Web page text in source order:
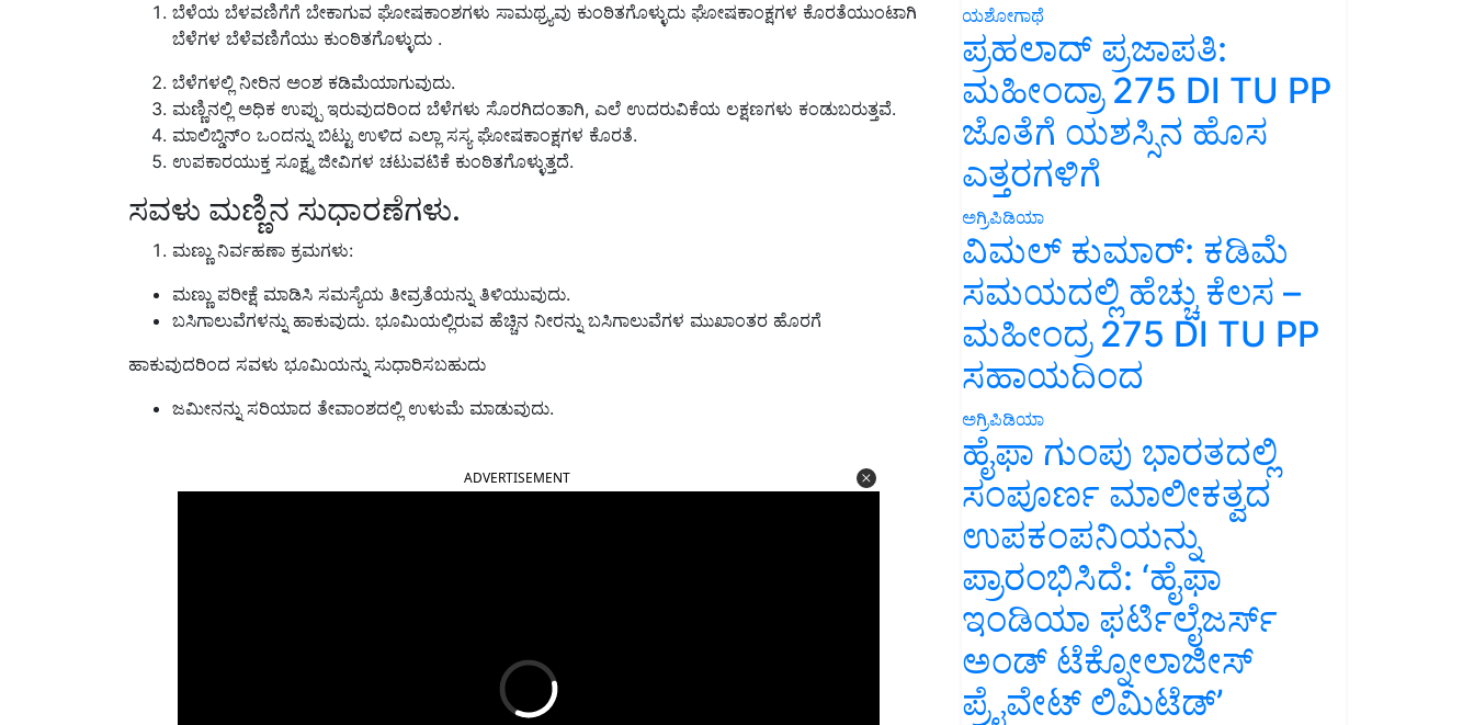
ಬೆಳೆಯ ಬೆಳವಣಿಗೆಗೆ ಬೇಕಾಗುವ ಘೋಷಕಾಂಶಗಳು ಸಾಮಥ್ರ್ಯವು ಕುಂಠಿತಗೊಳ್ಳುದು ಘೋಷಕಾಂಕ್ಷಗಳ ಕೊರತೆಯುಂಟಾಗಿ
ಬೆಳೆಗಳ ಬೆಳೆವಣಿಗೆಯು ಕುಂಠಿತಗೊಳ್ಳುದು .
ಬೆಳೆಗಳಲ್ಲಿ ನೀರಿನ ಅಂಶ ಕಡಿಮೆಯಾಗುವುದು.
ಮಣ್ಣಿನಲ್ಲಿ ಅಧಿಕ ಉಪ್ಪು ಇರುವುದರಿಂದ ಬೆಳೆಗಳು ಸೊರಗಿದಂತಾಗಿ, ಎಲೆ ಉದರುವಿಕೆಯ ಲಕ್ಷಣಗಳು ಕಂಡುಬರುತ್ತವೆ.
ಮಾಲಿಬ್ಡಿನ್‍ಂ ಒಂದನ್ನು ಬಿಟ್ಟು ಉಳಿದ ಎಲ್ಲಾ ಸಸ್ಯ ಘೋಷಕಾಂಕ್ಷಗಳ ಕೊರತೆ.
ಉಪಕಾರಯುಕ್ತ ಸೂಕ್ಷ್ಮ ಜೀವಿಗಳ ಚಟುವಟಿಕೆ ಕುಂಠಿತಗೊಳ್ಳುತ್ತದೆ.
ಸವಳು ಮಣ್ಣಿನ ಸುಧಾರಣೆಗಳು.
ಮಣ್ಣು ನಿರ್ವಹಣಾ ಕ್ರಮಗಳು:
ಮಣ್ಣು ಪರೀಕ್ಷೆ ಮಾಡಿಸಿ ಸಮಸ್ಯೆಯ ತೀವ್ರತೆಯನ್ನು ತಿಳಿಯುವುದು.
ಬಸಿಗಾಲುವೆಗಳನ್ನು ಹಾಕುವುದು. ಭೂಮಿಯಲ್ಲಿರುವ ಹೆಚ್ಚಿನ ನೀರನ್ನು ಬಸಿಗಾಲುವೆಗಳ ಮುಖಾಂತರ ಹೊರಗೆ
ಹಾಕುವುದರಿಂದ ಸವಳು ಭೂಮಿಯನ್ನು ಸುಧಾರಿಸಬಹುದು
ಜಮೀನನ್ನು ಸರಿಯಾದ ತೇವಾಂಶದಲ್ಲಿ ಉಳುಮೆ ಮಾಡುವುದು.
ಯಶೋಗಾಥೆ
ಪ್ರಹಲಾದ್ ಪ್ರಜಾಪತಿ:
ಮಹೀಂದ್ರಾ 275 DI TU PP
ಜೊತೆಗೆ ಯಶಸ್ಸಿನ ಹೊಸ
ಎತ್ತರಗಳಿಗೆ
ಅಗ್ರಿಪಿಡಿಯಾ
ವಿಮಲ್ ಕುಮಾರ್: ಕಡಿಮೆ
ಸಮಯದಲ್ಲಿ ಹೆಚ್ಚು ಕೆಲಸ –
ಮಹೀಂದ್ರ 275 DI TU PP
ಸಹಾಯದಿಂದ
ಅಗ್ರಿಪಿಡಿಯಾ
ಹೈಫಾ ಗುಂಪು ಭಾರತದಲ್ಲಿ
ಸಂಪೂರ್ಣ ಮಾಲೀಕತ್ವದ
ಉಪಕಂಪನಿಯನ್ನು
ಪ್ರಾರಂಭಿಸಿದೆ: ‘ಹೈಫಾ
ಇಂಡಿಯಾ ಫರ್ಟಿಲೈಜರ್ಸ್
ಅಂಡ್ ಟೆಕ್ನೋಲಾಜೀಸ್
ಪ್ರೈವೇಟ್ ಲಿಮಿಟೆಡ್’